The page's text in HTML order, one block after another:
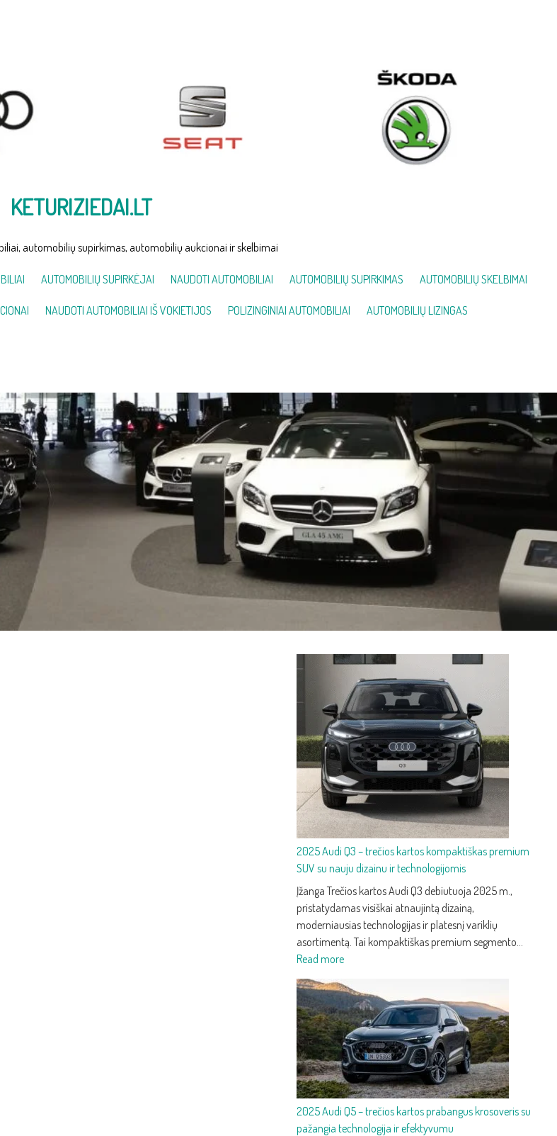
KETURIZIEDAI.LT
automobilių supirkimas, automobilių aukcionai ir skelbimai
AUTOMOBILIŲ SUPIRKĖJAI NAUDOTI AUTOMOBILIAI AUTOMOBILIŲ SUPIRKIMAS AUTOMOBILIŲ SKELBIMAI
NAUDOTI AUTOMOBILIAI IŠ VOKIETIJOS POLIZINGINIAI AUTOMOBILIAI AUTOMOBILIŲ LIZINGAS
2025 Audi Q3 – trečios kartos kompaktiškas premium
SUV su nauju dizainu ir technologijomis
Įžanga Trečios kartos Audi Q3 debiutuoja 2025 m.,
pristatydamas visiškai atnaujintą dizainą,
moderniausias technologijas ir platesnį variklių
asortimentą. Tai kompaktiškas premium segmento…
Read more:
Audi
Q3
–
trečios
kartos
kompaktiškas
premium
SUV
su
2025 Audi Q5 – trečios kartos prabangus krosoveris su
pažangia technologija ir efektyvumu